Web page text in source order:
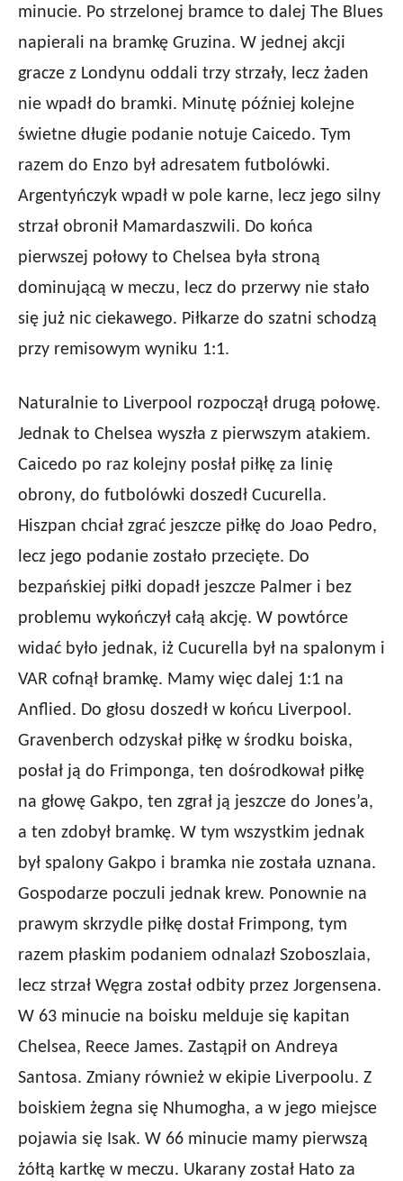
minucie. Po strzelonej bramce to dalej The Blues
napierali na bramkę Gruzina. W jednej akcji
gracze z Londynu oddali trzy strzały, lecz żaden
nie wpadł do bramki. Minutę później kolejne
świetne długie podanie notuje Caicedo. Tym
razem do Enzo był adresatem futbolówki.
Argentyńczyk wpadł w pole karne, lecz jego silny
strzał obronił Mamardaszwili. Do końca
pierwszej połowy to Chelsea była stroną
dominującą w meczu, lecz do przerwy nie stało
się już nic ciekawego. Piłkarze do szatni schodzą
przy remisowym wyniku 1:1.
Naturalnie to Liverpool rozpoczął drugą połowę.
Jednak to Chelsea wyszła z pierwszym atakiem.
Caicedo po raz kolejny posłał piłkę za linię
obrony, do futbolówki doszedł Cucurella.
Hiszpan chciał zgrać jeszcze piłkę do Joao Pedro,
lecz jego podanie zostało przecięte. Do
bezpańskiej piłki dopadł jeszcze Palmer i bez
problemu wykończył całą akcję. W powtórce
widać było jednak, iż Cucurella był na spalonym i
VAR cofnął bramkę. Mamy więc dalej 1:1 na
Anflied. Do głosu doszedł w końcu Liverpool.
Gravenberch odzyskał piłkę w środku boiska,
posłał ją do Frimponga, ten dośrodkował piłkę
na głowę Gakpo, ten zgrał ją jeszcze do Jones’a,
a ten zdobył bramkę. W tym wszystkim jednak
był spalony Gakpo i bramka nie została uznana.
Gospodarze poczuli jednak krew. Ponownie na
prawym skrzydle piłkę dostał Frimpong, tym
razem płaskim podaniem odnalazł Szoboszlaia,
lecz strzał Węgra został odbity przez Jorgensena.
W 63 minucie na boisku melduje się kapitan
Chelsea, Reece James. Zastąpił on Andreya
Santosa. Zmiany również w ekipie Liverpoolu. Z
boiskiem żegna się Nhumogha, a w jego miejsce
pojawia się Isak. W 66 minucie mamy pierwszą
żółtą kartkę w meczu. Ukarany został Hato za